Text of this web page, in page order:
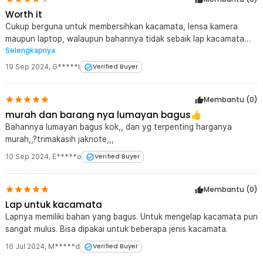
Kelengkapan Produk
Rincian yang Anda dapatkan untuk pembelian produk ini:
1 x Kain Lap Kacamata Microfiber Pembersih Lensa Serbaguna
Anti Gores 15cm - K-12
Worth it
Cukup berguna untuk membersihkan kacamata, lensa kamera
maupun laptop, walaupun bahannya tidak sebaik lap kacamata
yanh dari optik.
Selengkapnya
19 Sep 2024, G*****l Verified Buyer
Membantu (0)
murah dan barang nya lumayan bagus👍
Bahannya lumayan bagus kok,, dan yg terpenting harganya
murah,,?trimakasih jaknote,,,
10 Sep 2024, E*****o Verified Buyer
Membantu (0)
Lap untuk kacamata
Lapnya memiliki bahan yang bagus. Untuk mengelap kacamata pun
sangat mulus. Bisa dipakai untuk beberapa jenis kacamata.
16 Jul 2024, M*****d Verified Buyer